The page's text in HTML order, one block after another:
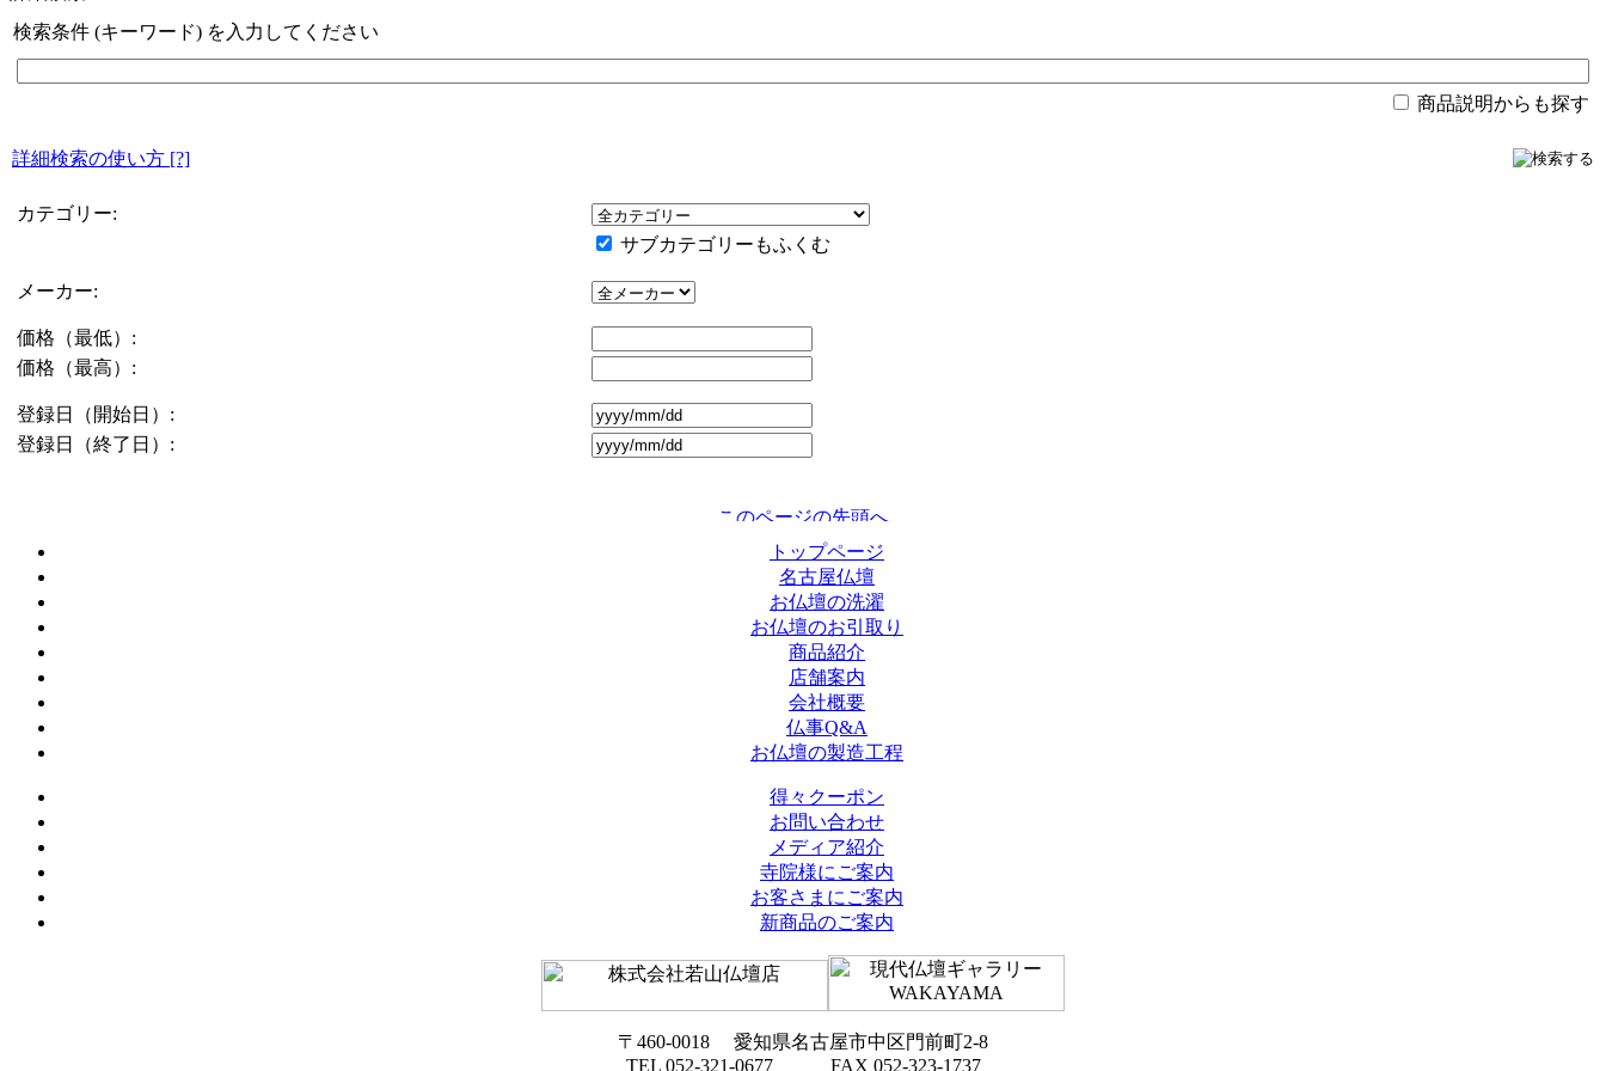
検索条件 (キーワード) を入力してください
商品説明からも探す
詳細検索の使い方 [?]
カテゴリー:
サブカテゴリーもふくむ
メーカー:
価格（最低）:
価格（最高）:
登録日（開始日）:
登録日（終了日）:
トップページ
名古屋仏壇
お仏壇の洗濯
お仏壇のお引取り
商品紹介
店舗案内
会社概要
仏事Q&A
お仏壇の製造工程
得々クーポン
お問い合わせ
メディア紹介
寺院様にご案内
お客さまにご案内
新商品のご案内
〒460-0018 愛知県名古屋市中区門前町2-8
TEL 052-321-0677 FAX 052-323-1737